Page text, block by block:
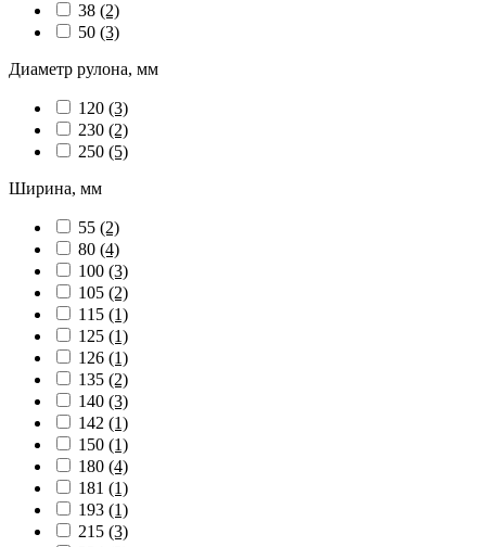
38 (2)
50 (3)
Диаметр рулона, мм
120 (3)
230 (2)
250 (5)
Ширина, мм
55 (2)
80 (4)
100 (3)
105 (2)
115 (1)
125 (1)
126 (1)
135 (2)
140 (3)
142 (1)
150 (1)
180 (4)
181 (1)
193 (1)
215 (3)